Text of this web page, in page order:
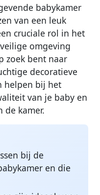
babykamer
van een leuk
cruciale rol in het
omgeving
zoek bent naar
decoratieve
helpen bij het
van je baby en
de kamer.
bij de
en die